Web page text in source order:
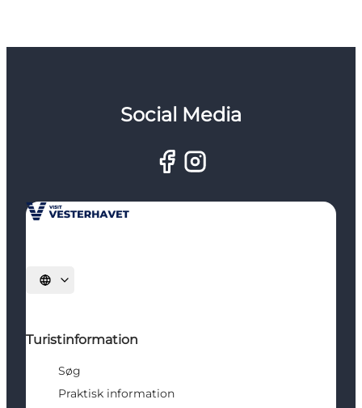
Social Media
Vælg sprog
Turistinformation
Søg
Praktisk information